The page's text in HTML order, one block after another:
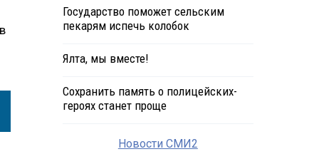
Государство поможет сельским
пекарям испечь колобок
Ялта, мы вместе!
Сохранить память о полицейских-
героях станет проще
Новости СМИ2